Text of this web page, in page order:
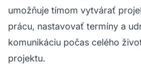
umožňuje tímom vytvárať
prácu, nastavovať termíny a
komunikáciu počas celého
projektu.